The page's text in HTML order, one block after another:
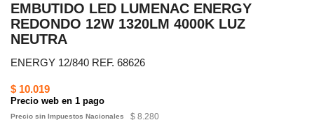
EMBUTIDO LED LUMENAC ENERGY
REDONDO 12W 1320LM 4000K LUZ
NEUTRA
ENERGY 12/840 REF. 68626
$ 10.019
Precio web en 1 pago
Precio sin Impuestos Nacionales $ 8.280